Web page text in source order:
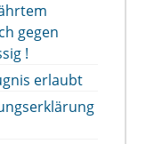
gegen
!
erlaubt